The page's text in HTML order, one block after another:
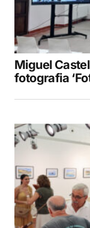
Miguel
fotografia